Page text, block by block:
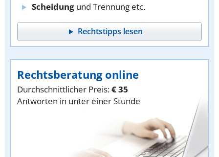
Scheidung und Trennung etc.
Rechtstipps lesen
Rechtsberatung online
Durchschnittlicher Preis:€ 35
Antworten in unter einer Stunde